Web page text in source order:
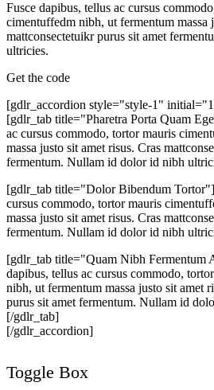
Fusce dapibus, tellus ac cursus
cimentuffedm nibh, ut fermentum massa
mattconsectetuikr purus sit amet
ultricies.
Get the code
[gdlr_accordion style="style-1"
[gdlr_tab title="Pharetra Porta Quam
ac cursus commodo, tortor mauris
massa justo sit amet risus. Cras
fermentum. Nullam id dolor id nibh
[gdlr_tab title="Dolor Bibendum
cursus commodo, tortor mauris
massa justo sit amet risus. Cras
fermentum. Nullam id dolor id nibh
[gdlr_tab title="Quam Nibh Fermentum
dapibus, tellus ac cursus commodo,
nibh, ut fermentum massa justo sit amet
purus sit amet fermentum. Nullam id
[/gdlr_tab]
[/gdlr_accordion]
Toggle Box